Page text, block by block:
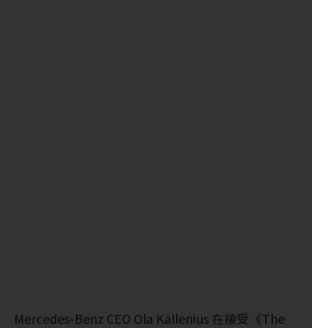
Mercedes-Benz CEO Ola Källenius 在接受《The